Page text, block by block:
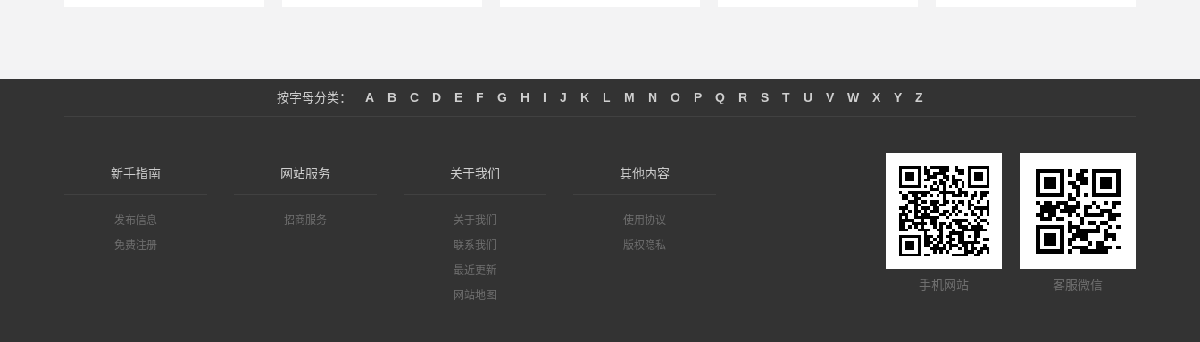
按字母分类： A B C D E F G H I J K L M N O P Q R S T U V W X Y Z
新手指南
发布信息
免费注册
网站服务
招商服务
关于我们
关于我们
联系我们
最近更新
网站地图
其他内容
使用协议
版权隐私
手机网站 客服微信